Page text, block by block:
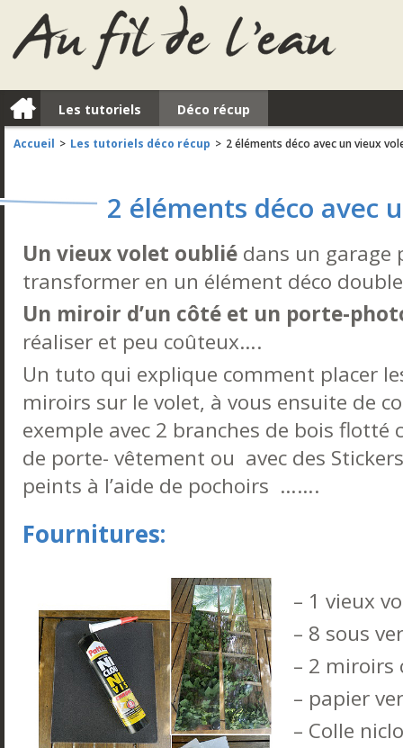
a Les tutoriels Déco récup
Accueil > Les tutoriels déco récup > 2 éléments déco avec un vieux
2 éléments déco avec
Un vieux volet oublié dans un garage
transformer en un élément déco
Un miroir d’un côté et un porte-
réaliser et peu coûteux….
Un tuto qui explique comment placer
miroirs sur le volet, à vous ensuite de
exemple avec 2 branches de bois
de porte- vêtement ou avec des
peints à l’aide de pochoirs …….
Fournitures:
– 1 vieux
– 8 sous
– 2 miroirs
– papier
– Colle